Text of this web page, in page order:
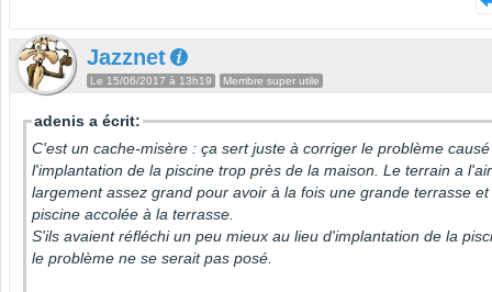
Jazznet
Le 15/06/2017 à 13h19 Membre super utile
adenis a écrit:
C'est un cache-misère : ça sert juste à corriger le problème
l'implantation de la piscine trop près de la maison. Le terrain a l'air
largement assez grand pour avoir à la fois une grande terrasse et
piscine accolée à la terrasse.
S'ils avaient réfléchi un peu mieux au lieu d'implantation de la
le problème ne se serait pas posé.